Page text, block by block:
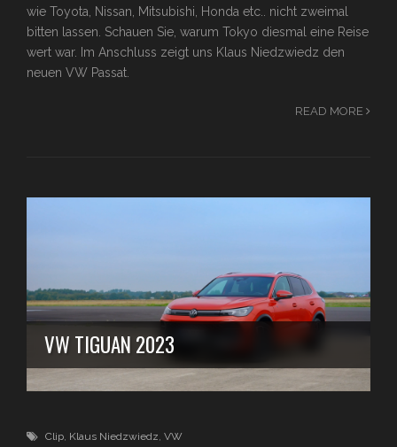
wie Toyota, Nissan, Mitsubishi, Honda etc.. nicht zweimal
bitten lassen. Schauen Sie, warum Tokyo diesmal eine Reise
wert war. Im Anschluss zeigt uns Klaus Niedzwiedz den
neuen VW Passat.
READ MORE
VW TIGUAN 2023
Clip Klaus Niedzwiedz VW